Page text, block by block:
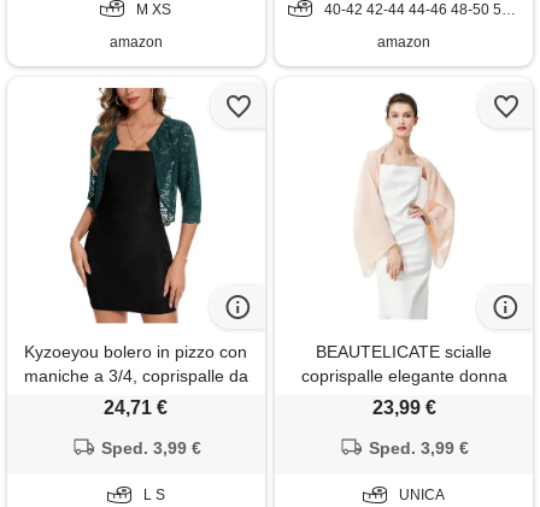
M XS
amazon
40-42 42-44 44-46 48-50 52-54
amazon
Kyzoeyou bolero in pizzo con
maniche a 3/4, coprispalle da
donna, cardigan coprispalle
bottone a gancio, g-verde
24,71 €
Sped. 3,99 €
L S
BEAUTELICATE scialle
coprispalle elegante donna
stola chiffon cape estivo per
cerimonia matrimonio serata
23,99 €
Sped. 3,99 €
UNICA